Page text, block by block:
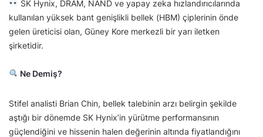
SK Hynix, DRAM, NAND ve yapay zeka hızlandırıcılarında
kullanılan yüksek bant genişlikli bellek (HBM) çiplerinin önde
gelen üreticisi olan, Güney Kore merkezli bir yarı iletken
şirketidir.
Ne Demiş?
Stifel analisti Brian Chin, bellek talebinin arzı belirgin şekilde
aştığı bir dönemde SK Hynix’in yürütme performansının
güçlendiğini ve hissenin halen değerinin altında fiyatlandığını